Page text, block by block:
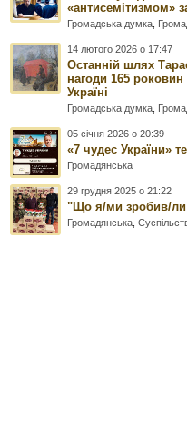
«антисемітизмом»
Громадська думка
14 лютого 2026 о 17:47
Останній шлях
нагоди 165 роковин
Україні
Громадська думка
05 січня 2026 о 20:39
«7 чудес України»
Громадянська
29 грудня 2025 о 21:22
"Що я/ми зробив/ли
Громадянська ,